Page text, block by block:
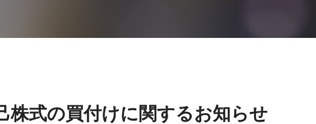
株式の買付けに関するお知らせ